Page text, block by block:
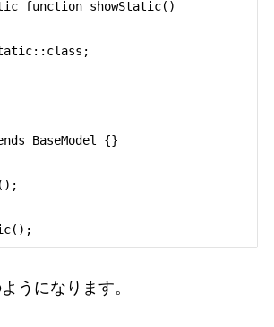
BaseModel {}
うになります。